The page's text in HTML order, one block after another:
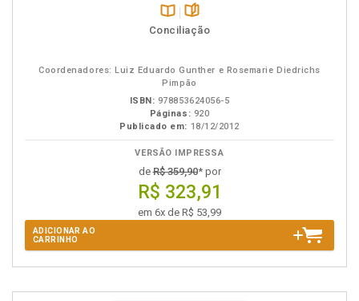
Disponível
páginas
Conciliação
Coordenadores: Luiz Eduardo Gunther e Rosemarie Diedrichs
Pimpão
ISBN: 978853624056-5
Páginas: 920
Publicado em: 18/12/2012
VERSÃO IMPRESSA
deR$ 359,90* por
R$ 323,91
em 6x de R$ 53,99
ADICIONAR AO
CARRINHO